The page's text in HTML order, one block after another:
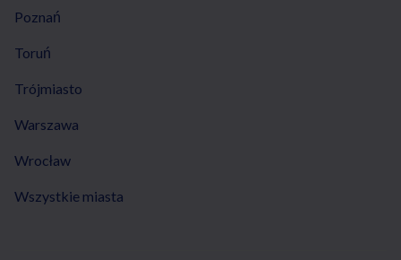
Poznań
Toruń
Trójmiasto
Warszawa
Wrocław
Wszystkie miasta